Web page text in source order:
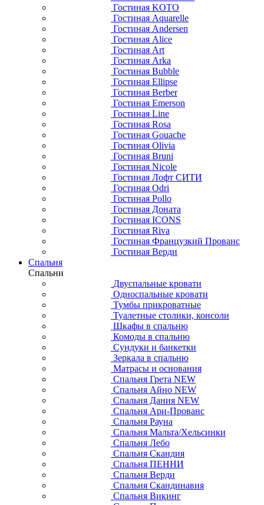
Гостиная KOTO
Гостиная Aquarelle
Гостиная Andersen
Гостиная Alice
Гостиная Art
Гостиная Arka
Гостиная Bubble
Гостиная Ellipse
Гостиная Berber
Гостиная Emerson
Гостиная Line
Гостиная Rosa
Гостиная Gouache
Гостиная Olivia
Гостиная Bruni
Гостиная Nicole
Гостиная Лофт СИТИ
Гостиная Odri
Гостиная Pollo
Гостиная Доната
Гостиная ICONS
Гостиная Riva
Гостиная Французкий Прованс
Гостиная Верди
Спальня
Спальни
Двуспальные кровати
Односпальные кровати
Тумбы прикроватные
Туалетные столики, консоли
Шкафы в спальню
Комоды в спальню
Сундуки и банкетки
Зеркала в спальню
Матрасы и основания
Спальня Грета NEW
Спальня Айно NEW
Спальня Дания NEW
Спальня Ари-Прованс
Спальня Рауна
Спальня Мальта/Хельсинки
Спальня Лебо
Спальня Скандия
Спальня ПЕННИ
Спальня Верди
Спальня Скандинавия
Спальня Викинг